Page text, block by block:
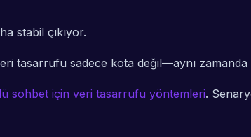
stabil çıkıyor.
tasarrufu sadece kota değil—aynı
sohbet için veri tasarrufu yöntemleri.